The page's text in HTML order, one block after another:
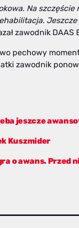
Na
zawodnik DAAS
pechowy
zawodnik
jeszcze
Kuszmider
o awans. Przed